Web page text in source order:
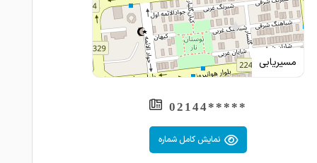
مسیریابی
*****02144
نمایش کامل شماره